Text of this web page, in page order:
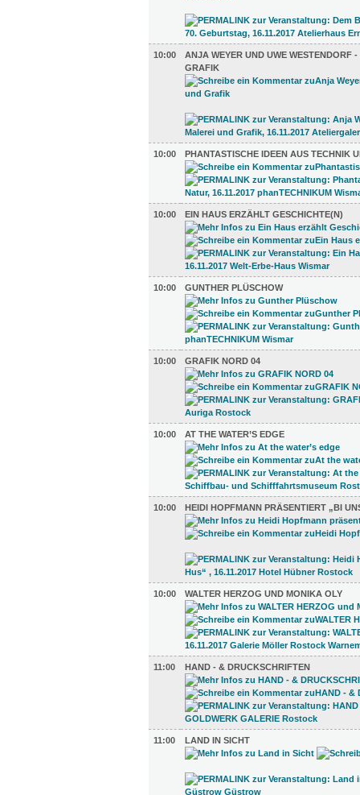
10:00
ANJA WEYER UND UWE WESTENDORF
GRAFIK
10:00 PHANTASTISCHE IDEEN AUS TECHNIK
10:00 EIN HAUS ERZÄHLT GESCHICHTE(N)
10:00 GUNTHER PLÜSCHOW
10:00 GRAFIK NORD 04
10:00 AT THE WATER’S EDGE
10:00 HEIDI HOPFMANN PRÄSENTIERT „BI
10:00 WALTER HERZOG UND MONIKA OLY
11:00 HAND - & DRUCKSCHRIFTEN
11:00 LAND IN SICHT